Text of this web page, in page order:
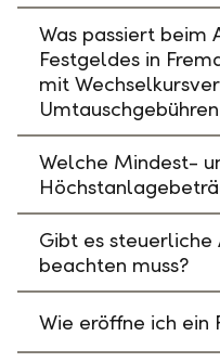
Was passiert beim
Festgeldes in
mit
Welche Mindest-
Gibt es steuerliche
beachten muss?
Wie eröffne ich ein